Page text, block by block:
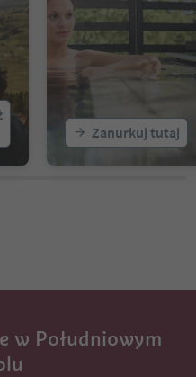
Zanurkuj tutaj
w Południowym